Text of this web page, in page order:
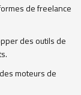
de freelance
des outils de
moteurs de